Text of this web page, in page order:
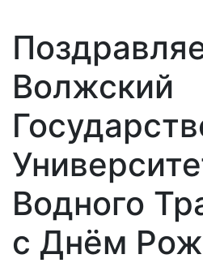
Волжский
Водного
с Днём